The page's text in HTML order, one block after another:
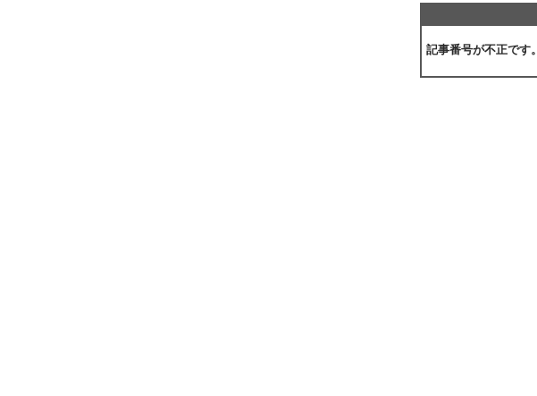
記事番号が不正です。